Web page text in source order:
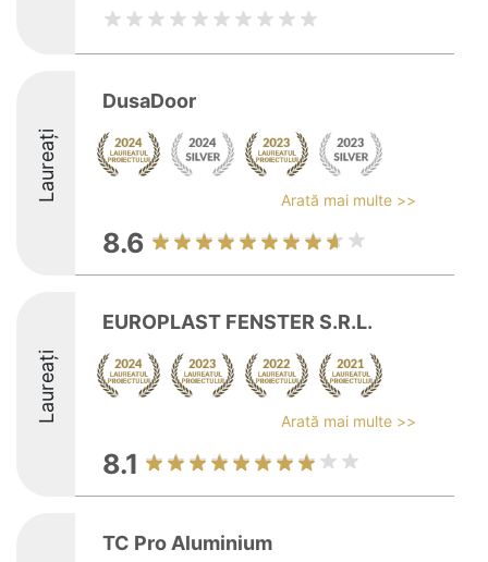
Laureați
DusaDoor
Arată mai multe >>
8.6
Laureați
EUROPLAST FENSTER S.R.L.
Arată mai multe >>
8.1
TC Pro Aluminium